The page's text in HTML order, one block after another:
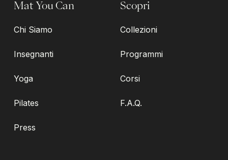
Mat You Can
Chi Siamo
Insegnanti
Yoga
Pilates
Press
Scopri
Collezioni
Programmi
Corsi
F.A.Q.